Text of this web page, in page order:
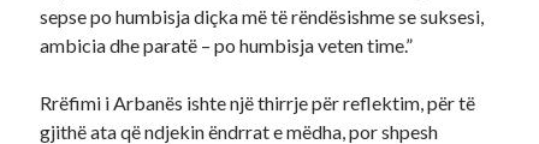
sepse po humbisja diçka më të rëndësishme se suksesi,
ambicia dhe paratë – po humbisja veten time.”
Rrëfimi i Arbanës ishte një thirrje për reflektim, për të
gjithë ata që ndjekin ëndrrat e mëdha, por shpesh